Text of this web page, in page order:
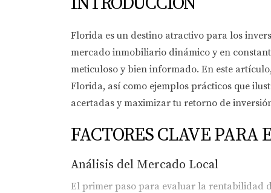
Florida es un destino atractivo para los
mercado inmobiliario dinámico y en
meticuloso y bien informado. En este
Florida, así como ejemplos prácticos que
acertadas y maximizar tu retorno de
FACTORES CLAVE
Análisis del Mercado Local
El primer paso para evaluar la rentabilidad